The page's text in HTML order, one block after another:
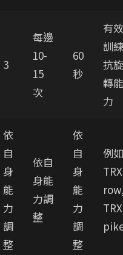
3
每邊
10-
15
次
60
秒
有效
訓練
抗旋
轉能
力
依
自
身
能
力
調
整
依自
身能
力調
整
依
自
身
能
力
調
整
例如
TRX
TRX